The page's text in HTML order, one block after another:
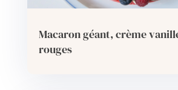
Macaron géant, crème
rouges